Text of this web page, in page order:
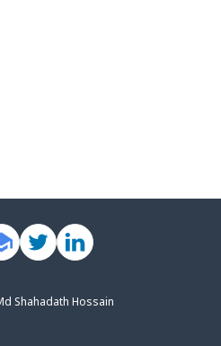
Shahadath Hossain